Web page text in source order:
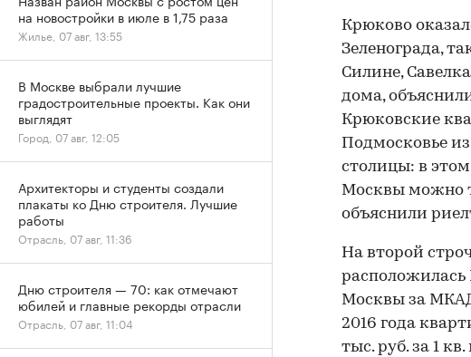
Крюково
Зеленограда,
Силине,
дома,
Крюковские
Подмосковье
столицы: в этом
Москвы можно
объяснили
На второй
расположилась
Москвы за
2016 года
тыс. руб. за 1
на новостройки в июле в 1,75 раза
Жилье, 07 авг, 13:55
В Москве выбрали лучшие
градостроительные проекты. Как они
выглядят
Город, 07 авг, 12:05
Архитекторы и студенты создали
плакаты ко Дню строителя. Лучшие
работы
Отрасль, 07 авг, 11:36
Дню строителя — 70: как отмечают
юбилей и главные рекорды отрасли
Отрасль, 07 авг, 11:04